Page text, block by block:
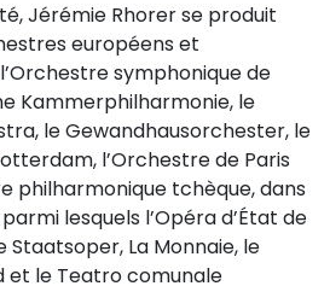
Jérémie Rhorer se produit
européens et
symphonique de
Kammerphilharmonie, le
le Gewandhausorchester, le
l’Orchestre de Paris
philharmonique tchèque, dans
lesquels l’Opéra d’État de
Staatsoper, La Monnaie, le
et le Teatro comunale